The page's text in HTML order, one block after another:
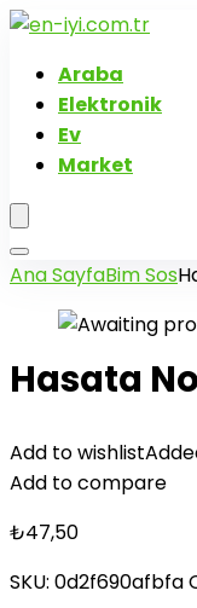
Araba
Elektronik
Ev
Market
Ana SayfaBim Sos
Hasata
Add to wishlist
Add to compare
₺47,50
SKU: 0d2f690afbfa